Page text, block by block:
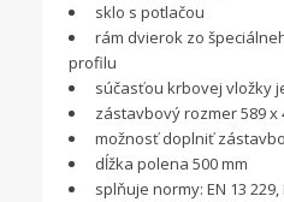
sklo s potlačou
rám dvierok zo
profilu
súčasťou krbovej vložky
zástavbový rozmer 589 x
možnosť doplniť
dĺžka polena 500 mm
splňuje normy: EN 13